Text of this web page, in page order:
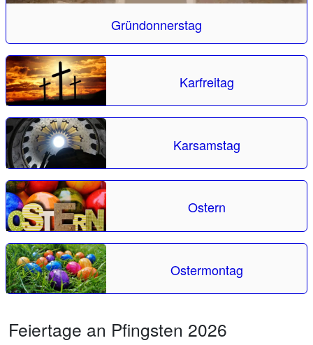
Gründonnerstag
Karfreitag
Karsamstag
Ostern
Ostermontag
Feiertage an Pfingsten 2026